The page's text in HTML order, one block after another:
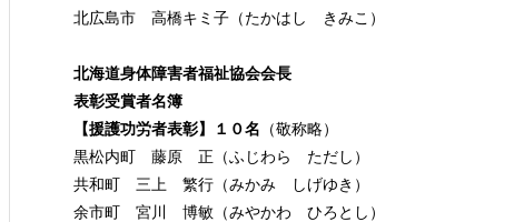
北広島市 高橋キミ子（たかはし きみこ）
北海道身体障害者福祉協会会長
表彰受賞者名簿
【援護功労者表彰】１０名 （敬称略）
黒松内町 藤原 正（ふじわら ただし）
共和町 三上 繁行（みかみ しげゆき）
余市町 宮川 博敏（みやかわ ひろとし）